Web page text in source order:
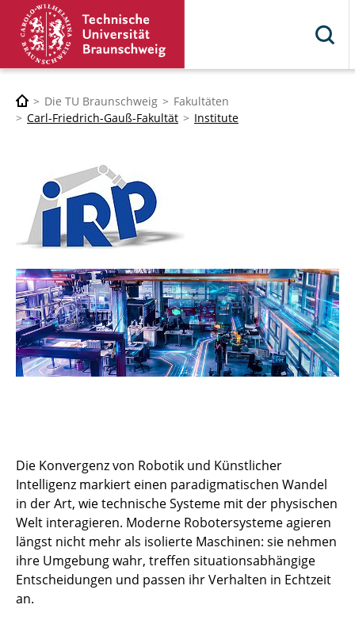
Die TU Braunschweig
Fakultäten
Carl-Friedrich-Gauß-Fakultät
Institute
Die Konvergenz von Robotik und Künstlicher
Intelligenz markiert einen paradigmatischen Wandel
in der Art, wie technische Systeme mit der physischen
Welt interagieren. Moderne Robotersysteme agieren
längst nicht mehr als isolierte Maschinen: sie nehmen
ihre Umgebung wahr, treffen situationsabhängige
Entscheidungen und passen ihr Verhalten in Echtzeit
an.